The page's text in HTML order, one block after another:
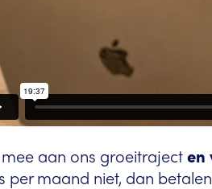
mee aan ons groeitraject en
per maand niet, dan